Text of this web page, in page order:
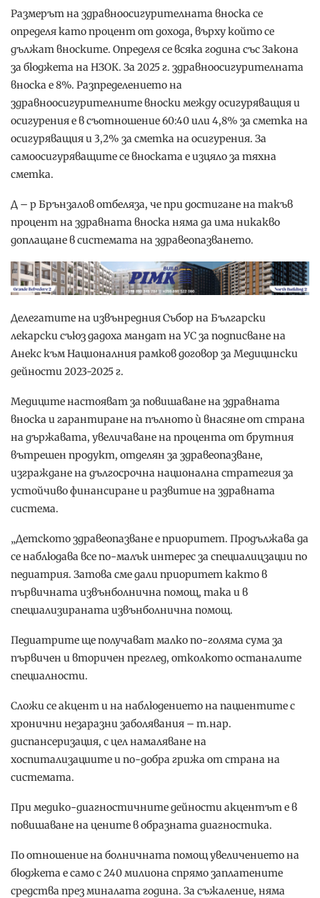
Размерът на здравноосигурителната вноска се
определя като процент от дохода, върху който се
дължат вноските. Определя се всяка година със Закона
за бюджета на НЗОК. За 2025 г. здравноосигурителната
вноска е 8%. Разпределението на
здравноосигурителните вноски между осигуряващия и
осигурения е в съотношение 60:40 или 4,8% за сметка на
осигуряващия и 3,2% за сметка на осигурения. За
самоосигуряващите се вноската е изцяло за тяхна
сметка.
Д – р Брънзалов отбеляза, че при достигане на такъв
процент на здравната вноска няма да има никакво
доплащане в системата на здравеопазването.
Делегатите на извънредния Събор на Български
лекарски съюз дадоха мандат на УС за подписване на
Анекс към Националния рамков договор за Медицински
дейности 2023-2025 г.
Медиците настояват за повишаване на здравната
вноска и гарантиране на пълното ѝ внасяне от страна
на държавата, увеличаване на процента от брутния
вътрешен продукт, отделян за здравеопазване,
изграждане на дългосрочна национална стратегия за
устойчиво финансиране и развитие на здравната
система.
„Детското здравеопазване е приоритет. Продължава да
се наблюдава все по-малък интерес за специалицзации по
педиатрия. Затова сме дали приоритет както в
първичната извънболнична помощ, така и в
специализираната извънболнична помощ.
Педиатрите ще получават малко по-голяма сума за
първичен и вторичен преглед, отколкото останалите
специалности.
Сложи се акцент и на наблюдението на пациентите с
хронични незаразни заболявания – т.нар.
диспансеризация, с цел намаляване на
хоспитализациите и по-добра грижа от страна на
системата.
При медико-диагностичните дейности акцентът е в
повишаване на цените в образната диагностика.
По отношение на болничната помощ увеличението на
бюджета е само с 240 милиона спрямо заплатените
средства през миналата година. За съжаление, няма